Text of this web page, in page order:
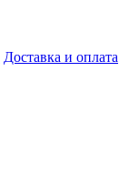
Доставка и оплата